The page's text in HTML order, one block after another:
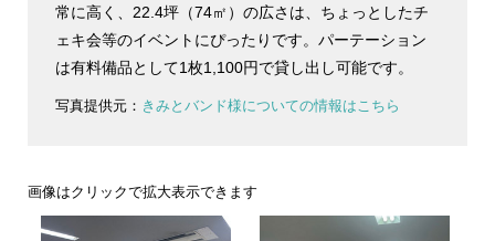
常に高く、22.4坪（74㎡）の広さは、ちょっとしたチ
ェキ会等のイベントにぴったりです。パーテーション
は有料備品として1枚1,100円で貸し出し可能です。
写真提供元： きみとバンド様についての情報はこちら
画像はクリックで拡大表示できます